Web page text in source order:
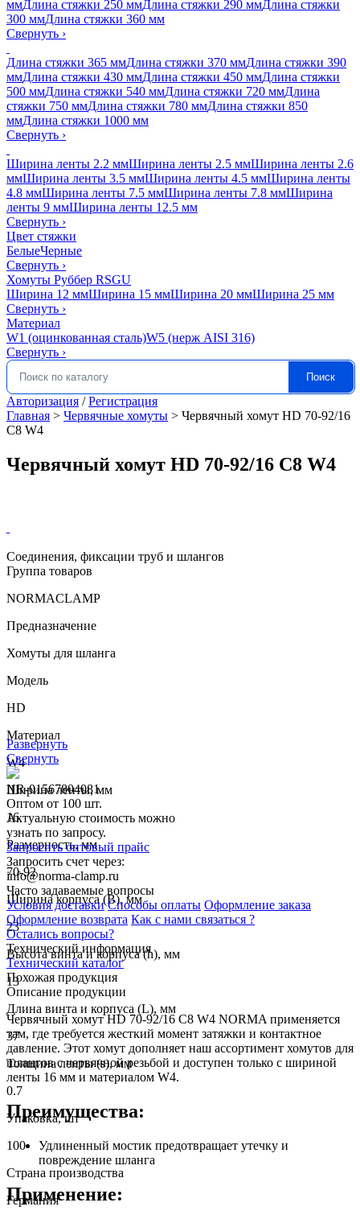
ммДлина стяжки 250 ммДлина стяжки 290 ммДлина стяжки
300 ммДлина стяжки 360 мм
Свернуть ›
Длина стяжки 365 ммДлина стяжки 370 ммДлина стяжки 390
ммДлина стяжки 430 ммДлина стяжки 450 ммДлина стяжки
500 ммДлина стяжки 540 ммДлина стяжки 720 ммДлина
стяжки 750 ммДлина стяжки 780 ммДлина стяжки 850
ммДлина стяжки 1000 мм
Свернуть ›
Ширина ленты 2.2 ммШирина ленты 2.5 ммШирина ленты 2.6
ммШирина ленты 3.5 ммШирина ленты 4.5 ммШирина ленты
4.8 ммШирина ленты 7.5 ммШирина ленты 7.8 ммШирина
ленты 9 ммШирина ленты 12.5 мм
Свернуть ›
Цвет стяжки
БелыеЧерные
Свернуть ›
Хомуты Руббер RSGU
Ширина 12 ммШирина 15 ммШирина 20 ммШирина 25 мм
Свернуть ›
Материал
W1 (оцинкованная сталь)W5 (нерж AISI 316)
Свернуть ›
Искать: Поиск
Авторизация /Регистрация
Главная > Червячные хомуты > Червячный хомут HD 70-92/16
C8 W4
Червячный хомут HD 70-92/16 C8 W4
Соединения, фиксации труб и шлангов
Группа товаров
NORMACLAMP
Предназначение
Хомуты для шланга
Модель
HD
Материал
W4
Ширина ленты, мм
16
Размерность, мм
70-92
Ширина корпуса (B), мм
23
Высота винта и корпуса (h), мм
13
Длина винта и корпуса (L), мм
37
Толщина ленты (s), мм
0.7
Упаковка, шт
100
Страна производства
Германия
Развернуть
Свернуть
NR-01567804081
Оптом от 100 шт.
Актуальную стоимость можно
узнать по запросу.
Запросить оптовый прайс
Запросить счет через:
info@norma-clamp.ru
Часто задаваемые вопросы
Условия доставки Способы оплаты Оформление заказа
Оформление возврата Как с нами связаться ?
Остались вопросы?
Технический информация
Технический каталог
Похожая продукция
Описание продукции
Червячный хомут HD 70-92/16 C8 W4 NORMA применяется
там, где требуется жесткий момент затяжки и контактное
давление. Этот хомут дополняет наш ассортимент хомутов для
шлангов с червячной резьбой и доступен только с шириной
ленты 16 мм и материалом W4.
Преимущества:
Удлиненный мостик предотвращает утечку и
повреждение шланга
Применение: